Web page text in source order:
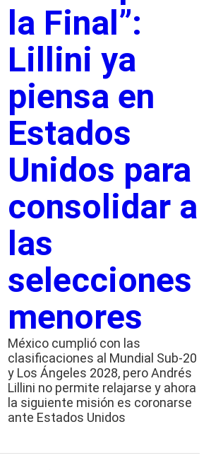
la Final”:
Lillini ya
piensa en
Estados
Unidos para
consolidar a
las
selecciones
menores
México cumplió con las
clasificaciones al Mundial Sub-20
y Los Ángeles 2028, pero Andrés
Lillini no permite relajarse y ahora
la siguiente misión es coronarse
ante Estados Unidos